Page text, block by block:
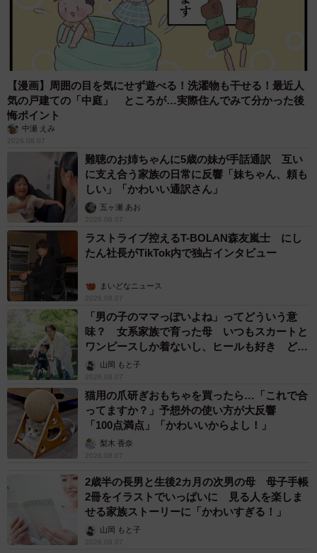
【漫画】周囲の目を気にせず遊べる！洗濯物も干せる！最近人
気の戸建ての「中庭」 ところが…実際住んでみて分かった後
悔ポイント
中瀬 えみ
2026.08.07
難聴のお姉ちゃんに5歳の妹が手話通訳 互い
に支え合う家族の日常に反響「妹ちゃん、頼も
しい」「かわいい通訳さん」
五ヶ瀬 あお
2026.08.07
ラストライブ控えるT-BOLAN森友嵐士 にし
たん社長がTikTok内で独占インタビュー
まいどなニュース
2026.08.07
「男の子のママっぽいよね」ってどういう意
味？ 女系家族で育った母 いつもスカートと
ワンピースしか着ないし、ヒールも好き どの
へんが…
山岡 もと子
2026.08.07
猫用の爪研ぎおもちゃを買ったら…「これで合
ってますか？」予想外の使い方が大反響
「100点満点」「かわいいからよし！」
梨木 香奈
2026.08.07
2歳半の長男と生後2カ月の次男の母 母子手帳
2冊をイラストでいっぱいに 見る人を楽しま
せる家族ストーリーに「かわいすぎる！」
山岡 もと子
2026.08.07